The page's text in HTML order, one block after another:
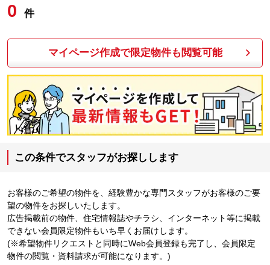
0 件
マイページ作成で限定物件も閲覧可能
この条件でスタッフがお探しします
お客様のご希望の物件を、経験豊かな専門スタッフがお客様のご要
望の物件をお探しいたします。
広告掲載前の物件、住宅情報誌やチラシ、インターネット等に掲載
できない会員限定物件もいち早くお届けします。
(※希望物件リクエストと同時にWeb会員登録も完了し、会員限定
物件の閲覧・資料請求が可能になります。)